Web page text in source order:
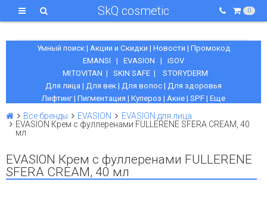
SkQ cosmetic 0
Умный поиск| Акции и Скидки | Новости | Промокод
EMANSI | EVASION | iSOV
MITOVITAN | SKIN SAFE | STORYDERM
Для лица | Для век | Для волос | Для здоровья
Лифтинг| Пигментация | Купероз | Акне | SPF | Еще
Все бренды EVASION
EVASION для лица
EVASION Крем с фуллеренами FULLERENE SFERA CREAM, 40
мл
EVASION Крем с фуллеренами FULLERENE
SFERA CREAM, 40 мл